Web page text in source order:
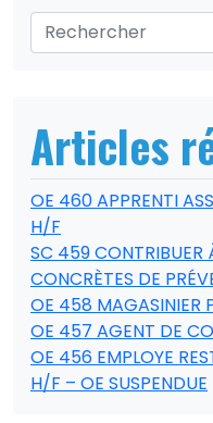
Articles
OE 460 APPRENTI
H/F
SC 459 CONTRIBUER
CONCRÈTES DE
OE 458 MAGASINIER
OE 457 AGENT DE
OE 456 EMPLOYE
H/F – OE SUSPENDUE